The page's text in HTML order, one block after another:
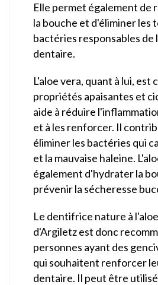
Elle permet également de
la bouche et d'éliminer les
bactéries responsables de
dentaire.
L'aloe vera, quant à lui, est
propriétés apaisantes et
aide à réduire
et à les renforcer. Il
éliminer les bactéries qui
et la mauvaise haleine.
également d'hydrater la
prévenir la sécheresse
Le dentifrice nature à
d'Argiletz est donc
personnes ayant des
qui souhaitent renforcer
dentaire. Il peut être utilisé